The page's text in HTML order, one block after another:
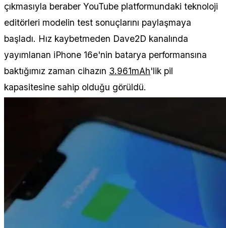
çıkmasıyla beraber YouTube platformundaki teknoloji
editörleri modelin test sonuçlarını paylaşmaya
başladı. Hız kaybetmeden Dave2D kanalında
yayımlanan iPhone 16e'nin batarya performansına
baktığımız zaman cihazın 3.961mAh'lik pil
kapasitesine sahip olduğu görüldü.